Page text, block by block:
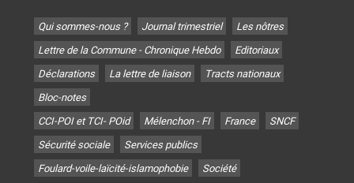
Qui sommes-nous ? Journal trimestriel
Les nôtres
Lettre de la Commune - Chronique Hebdo
Editoriaux
Déclarations
La lettre de liaison
Tracts nationaux
Bloc-notes
CCI-POI et TCI- POid
Mélenchon - FI France
SNCF
Sécurité sociale
Services publics
Foulard-voile-laïcité-islamophobie
Société